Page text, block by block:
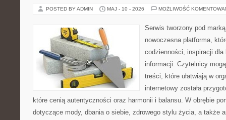
POSTED BY ADMIN MAJ - 10 - 2026 MOŻLIWOŚĆ
Serwis tworzony pod
nowoczesna platforma,
codzienności, inspiracji
informacji. Czytelnicy
treści, które ułatwiają w
internetowy została
które cenią autentyczności oraz harmonii i balansu. W obrębie
dotyczące mody, dbania o siebie, zdrowego stylu życia, a także